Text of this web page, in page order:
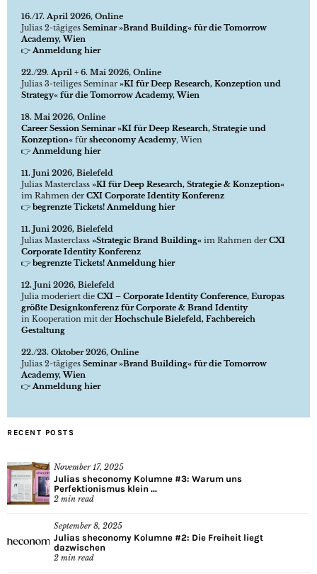
16./17. April 2026, Online
Julias 2-tägiges Seminar »Brand Building« für die Tomorrow
Academy, Wien
👉 Anmeldung hier
22./29. April + 6. Mai 2026, Online
Julias 3-teiliges Seminar »KI für Deep Research, Konzeption und
Strategy« für die Tomorrow Academy, Wien
18. Mai 2026, Online
Career Session Seminar »KI für Deep Research, Strategie und
Konzeption« für sheconomy Academy, Wien
👉 Anmeldung hier
11. Juni 2026, Bielefeld
Julias Masterclass »KI für Deep Research, Strategie & Konzeption«
im Rahmen der CXI Corporate Identity Konferenz
👉 begrenzte Tickets! Anmeldung hier
11. Juni 2026, Bielefeld
Julias Masterclass »Strategic Brand Building« im Rahmen der CXI
Corporate Identity Konferenz
👉 begrenzte Tickets! Anmeldung hier
12. Juni 2026, Bielefeld
Julia moderiert die CXI – Corporate Identity Conference, Europas
größte Designkonferenz für Corporate & Brand Identity
in Kooperation mit der Hochschule Bielefeld, Fachbereich
Gestaltung
22./23. Oktober 2026, Online
Julias 2-tägiges Seminar »Brand Building« für die Tomorrow
Academy, Wien
👉 Anmeldung hier
RECENT POSTS
November 17, 2025
Julias sheconomy Kolumne #3: Warum uns
Perfektionismus klein ...
2 min read
September 8, 2025
Julias sheconomy Kolumne #2: Die Freiheit liegt
dazwischen
2 min read